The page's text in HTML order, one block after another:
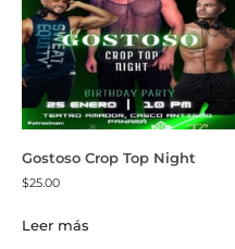
Gostoso Crop Top Night
$25.00
Leer más